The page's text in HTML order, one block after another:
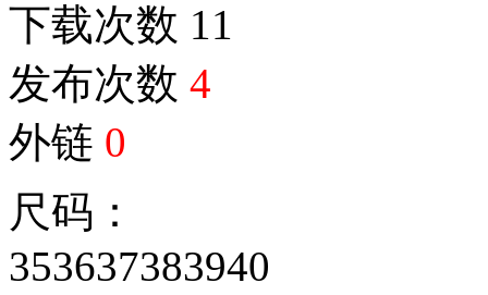
下载次数 11
发布次数 4
外链 0
尺码：
353637383940